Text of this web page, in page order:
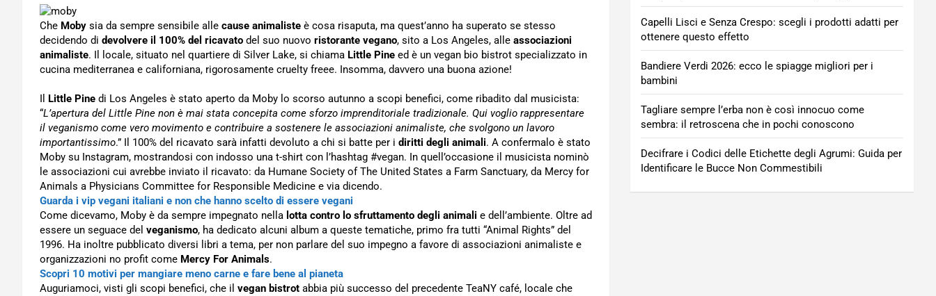
Che Moby sia da sempre sensibile alle cause animaliste è cosa risaputa, ma quest’anno ha superato se stesso
decidendo di devolvere il 100% del ricavato del suo nuovo ristorante vegano, sito a Los Angeles, alle associazioni
animaliste. Il locale, situato nel quartiere di Silver Lake, si chiama Little Pine ed è un vegan bio bistrot specializzato in
cucina mediterranea e californiana, rigorosamente cruelty freee. Insomma, davvero una buona azione!
Il Little Pine di Los Angeles è stato aperto da Moby lo scorso autunno a scopi benefici, come ribadito dal musicista:
“L’apertura del Little Pine non è mai stata concepita come sforzo imprenditoriale tradizionale. Qui voglio rappresentare
il veganismo come vero movimento e contribuire a sostenere le associazioni animaliste, che svolgono un lavoro
importantissimo.” Il 100% del ricavato sarà infatti devoluto a chi si batte per i diritti degli animali. A confermalo è stato
Moby su Instagram, mostrandosi con indosso una t-shirt con l’hashtag #vegan. In quell’occasione il musicista nominò
le associazioni cui avrebbe inviato il ricavato: da Humane Society of The United States a Farm Sanctuary, da Mercy for
Animals a Physicians Committee for Responsible Medicine e via dicendo.
Guarda i vip vegani italiani e non che hanno scelto di essere vegani
Come dicevamo, Moby è da sempre impegnato nella lotta contro lo sfruttamento degli animali e dell’ambiente. Oltre ad
essere un seguace del veganismo, ha dedicato alcuni album a queste tematiche, primo fra tutti “Animal Rights” del
1996. Ha inoltre pubblicato diversi libri a tema, per non parlare del suo impegno a favore di associazioni animaliste e
organizzazioni no profit come Mercy For Animals.
Scopri 10 motivi per mangiare meno carne e fare bene al pianeta
Auguriamoci, visti gli scopi benefici, che il vegan bistrot abbia più successo del precedente TeaNY café, locale che
Capelli Lisci e Senza Crespo: scegli i prodotti adatti per
ottenere questo effetto
Bandiere Verdi 2026: ecco le spiagge migliori per i
bambini
Tagliare sempre l’erba non è così innocuo come
sembra: il retroscena che in pochi conoscono
Decifrare i Codici delle Etichette degli Agrumi: Guida per
Identificare le Bucce Non Commestibili